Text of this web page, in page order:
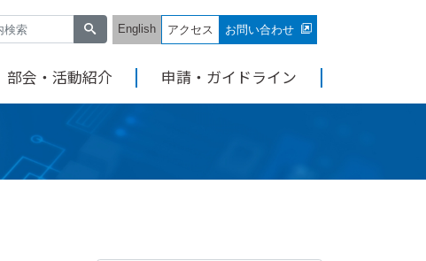
English アクセス お問い合わせ
部会・活動紹介 申請・ガイドライン